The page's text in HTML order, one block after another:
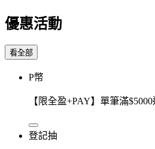
優惠活動
看全部
P幣
【限全盈+PAY】單筆滿
登記抽